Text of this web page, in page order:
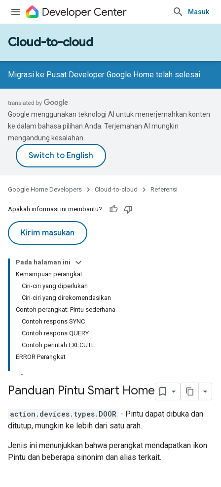
Masuk
Cloud-to-cloud
Migrasi ke Pusat Developer Google Home telah selesai.
Google menggunakan teknologi AI untuk menerjemahkan konten
ke dalam bahasa pilihan Anda. Terjemahan AI mungkin
mengandung kesalahan.
Google Home Developers Cloud-to-cloud Referensi
Apakah informasi ini membantu?
Kirim masukan
Pada halaman ini
Kemampuan perangkat
Ciri-ciri yang diperlukan
Ciri-ciri yang direkomendasikan
Contoh perangkat: Pintu sederhana
Contoh respons SYNC
Contoh respons QUERY
Contoh perintah EXECUTE
ERROR Perangkat
Panduan Pintu Smart Home
action.devices.types.DOOR - Pintu dapat dibuka dan
ditutup, mungkin ke lebih dari satu arah.
Jenis ini menunjukkan bahwa perangkat mendapatkan ikon
Pintu dan beberapa sinonim dan alias terkait.